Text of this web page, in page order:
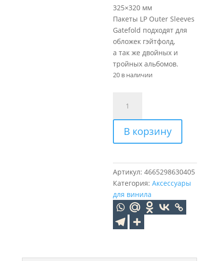
325×320 мм
Пакеты LP Outer Sleeves
Gatefold подходят для
обложек гэйтфолд,
а так же двойных и
тройных альбомов.
20 в наличии
товара
Analog
Renaissance
Конверты
для
грампластинок
12"
Gatefold",
25
штук,
AR-
В корзину
Артикул:4665298630405
Категория:Аксессуары
для винила